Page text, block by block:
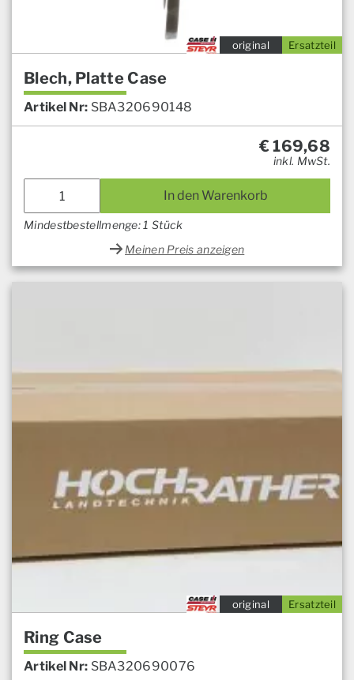
Ersatzteil
original
Blech, Platte Case
Artikel Nr: SBA320690148
€169,68
inkl. MwSt.
In den Warenkorb
Mindestbestellmenge: 1 Stück
Meinen Preis anzeigen
Ersatzteil
original
Ring Case
Artikel Nr: SBA320690076